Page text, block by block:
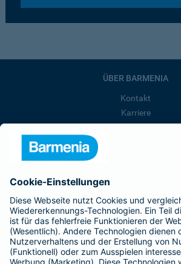
ÜBER BARMENIA
Kontakt
Karriere
Barmenia ist Teil der
BELIEBTE SEITEN
Kranken-
Tierversicherungen
Haftpflichtversicherung